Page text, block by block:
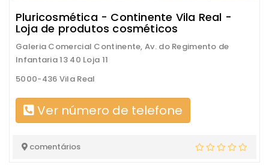
Pluricosmética - Continente Vila Real -
Loja de produtos cosméticos
Galeria Comercial Continente, Av. do Regimento de
Infantaria 13 40 Loja 11
5000-436 Vila Real
Ver número de telefone
comentários